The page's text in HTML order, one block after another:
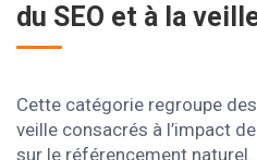
du SEO et à la
Cette catégorie regroupe
veille consacrés à l’impact
sur le référencement